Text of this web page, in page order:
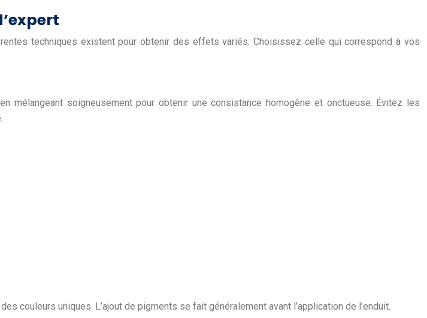
techniques existent pour obtenir des effets variés. Choisissez celle qui correspond à vos
mélangeant soigneusement pour obtenir une consistance homogène et onctueuse. Évitez les
couleurs uniques. L’ajout de pigments se fait généralement avant l’application de l’enduit.